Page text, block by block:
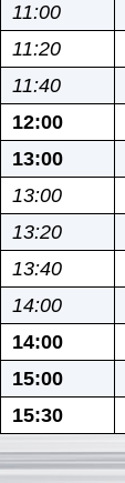
11:00
11:20
11:40
12:00
13:00
13:00
13:20
13:40
14:00
14:00
15:00
15:30